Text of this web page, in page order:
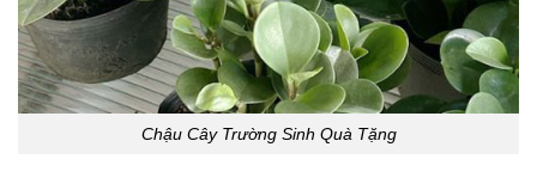
Chậu Cây Trường Sinh Quà Tặng